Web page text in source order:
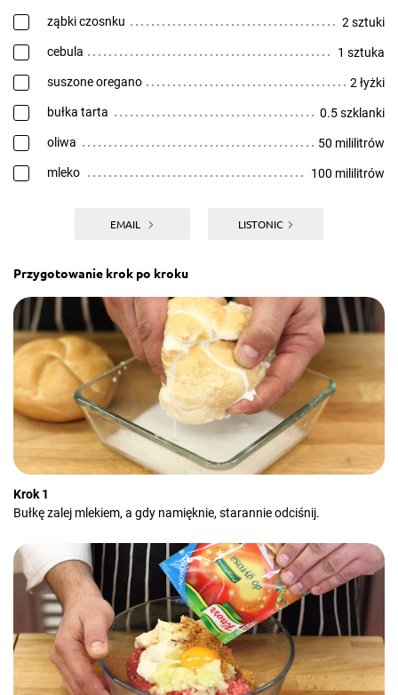
ząbki czosnku 2 sztuki
cebula 1 sztuka
suszone oregano 2 łyżki
bułka tarta 0.5 szklanki
oliwa 50 mililitrów
mleko 100 mililitrów
EMAIL LISTONIC
Przygotowanie krok po kroku
Krok 1
Bułkę zalej mlekiem, a gdy namięknie, starannie odciśnij.